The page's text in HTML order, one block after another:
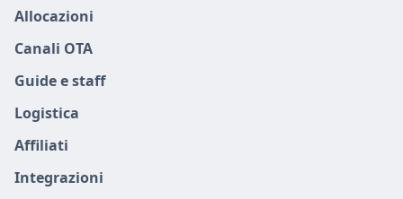
Allocazioni
Canali OTA
Guide e staff
Logistica
Affiliati
Integrazioni